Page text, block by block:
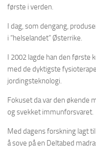
første i verden.
I dag, som dengang,
i “helselandet” Østerrike.
I 2002 lagde han den første
med de dyktigste
jordingsteknologi.
Fokuset da var den økende
og svekket immunforsvaret.
Med dagens forskning lagt
å sove på en Deltabed